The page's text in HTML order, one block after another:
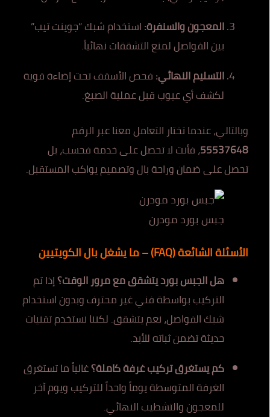
المعجون والسنفرة:استخدام شبك “جوينت تيب”
بين الفواصل لمنع التشققات نهائياً.
التسليم النهائي:فحص الأسقف تحت إضاءة قوية
لكشف أي عيوب قبل عملية الصبغ.
وبالتالي، عندما تختار التعامل معنا عبر الرقم
55537648، فأنت لا تحصل على خدمة فحسب، بل
تحصل على ضمان وراحة بال وتصميم يواكب المستقبل.
جبس بورد مودرن
الأسئلة الشائعة (FAQ) – ما يشغل بال الكويتيين
هل الجبس بورد يتشقق مع مرور الوقت؟إذا تم
التركيب بواسطة فني غير محترف وبدون استخدام
شبك الفواصل، نعم يتشقق. لكننا نستخدم تقنيات
حديثة تضمن ثباته للأبد.
كم يستغرق تركيب غرفة كاملة؟غالباً ما تستغرق
الغرفة المتوسطة يوماً واحداً للتركيب ويوم آخر
للمعجون والتشطيب النهائي.